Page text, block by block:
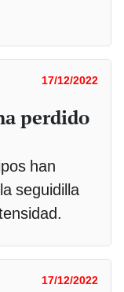
17/12/2022
perdido
han
seguidilla
17/12/2022